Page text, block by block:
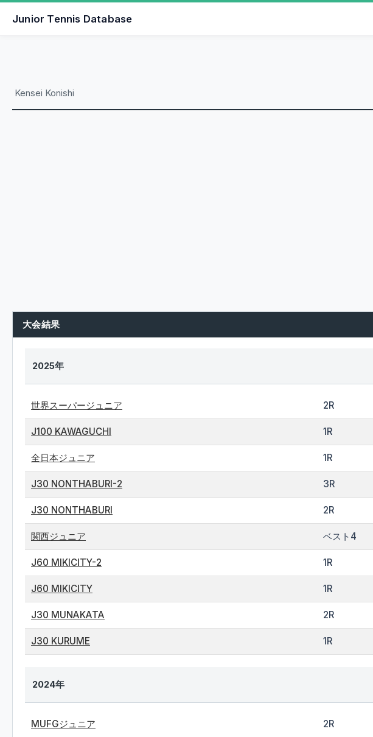
Junior Tennis Database
Kensei Konishi
大会結果
2025年
世界スーパージュニア 2R
J100 KAWAGUCHI 1R
全日本ジュニア 1R
J30 NONTHABURI-2 3R
J30 NONTHABURI 2R
関西ジュニア ベスト4
J60 MIKICITY-2 1R
J60 MIKICITY 1R
J30 MUNAKATA 2R
J30 KURUME 1R
2024年
MUFGジュニア 2R